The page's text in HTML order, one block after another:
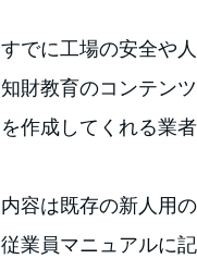
すでに工場の安全や
知財教育のコンテン
を作成してくれる業
内容は既存の新人用
従業員マニュアルに